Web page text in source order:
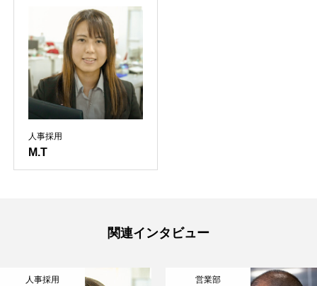
会社を知る
仕事を知る
採用について・求める人物像・募集職種
人事採用
M.T
関連インタビュー
人事採用 営業部